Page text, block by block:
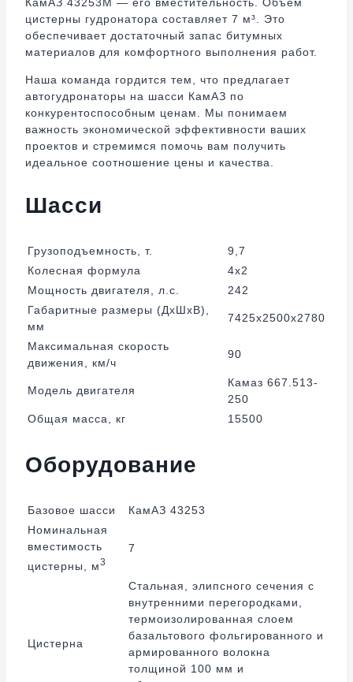
цистерны гудронатора составляет 7 м³. Это
обеспечивает достаточный запас битумных
материалов для комфортного выполнения работ.
Наша команда гордится тем, что предлагает
автогудронаторы на шасси КамАЗ по
конкурентоспособным ценам. Мы понимаем
важность экономической эффективности ваших
проектов и стремимся помочь вам получить
идеальное соотношение цены и качества.
Шасси
Грузоподъемность, т.
9,7
Колесная формула
4х2
Мощность двигателя, л.с.
242
Габаритные размеры (ДхШхВ),
мм
7425х2500х2780
Максимальная скорость
движения, км/ч
90
Модель двигателя
Камаз 667.513-
250
Общая масса, кг
15500
Оборудование
Базовое шасси
КамАЗ 43253
Номинальная
вместимость
цистерны, м3
7
Цистерна
Стальная, элипсного сечения с
внутренними перегородками,
термоизолированная слоем
базальтового фольгированного и
армированного волокна
толщиной 100 мм и